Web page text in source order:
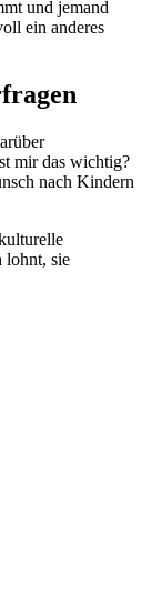
und jemand
ein anderes
mir das wichtig?
nach Kindern
lohnt, sie